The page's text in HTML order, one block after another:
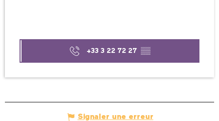
+33 3 22 72 27 ▒▒
Signaler une erreur